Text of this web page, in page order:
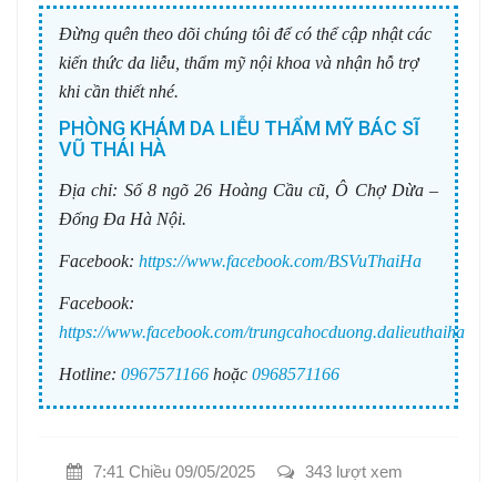
Đừng quên theo dõi chúng tôi để có thể cập nhật các
kiến thức da liễu, thẩm mỹ nội khoa và nhận hỗ trợ
khi cần thiết nhé.
PHÒNG KHÁM DA LIỄU THẨM MỸ BÁC SĨ
VŨ THÁI HÀ
Địa chỉ: Số 8 ngõ 26 Hoàng Cầu cũ, Ô Chợ Dừa –
Đống Đa Hà Nội.
Facebook: https://www.facebook.com/BSVuThaiHa
Facebook:
https://www.facebook.com/trungcahocduong.dalieuthaiha
Hotline: 0967571166 hoặc 0968571166
7:41 Chiều 09/05/2025
343 lượt xem